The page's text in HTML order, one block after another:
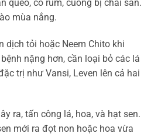
queo, co rúm, cuống bị chai sần.
mùa nắng.
dịch tỏi hoặc Neem Chito khi
nặng hơn, cần loại bỏ các lá
trị như Vansi, Leven lên cả hai
ra, tấn công lá, hoa, và hạt sen.
mới ra đọt non hoặc hoa vừa